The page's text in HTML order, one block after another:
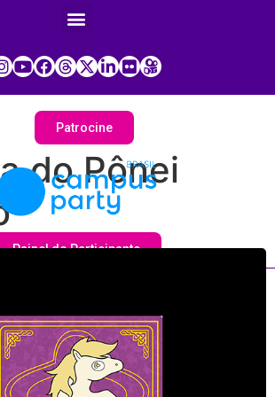
Patrocine
Painel do Participante
do Pônei